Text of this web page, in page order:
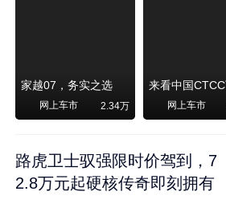
家越07，务实之选
网上车市 2.34万 网上车市
路虎卫士驭强限时价驾到，7
2.8万元起硬核传奇即刻拥有